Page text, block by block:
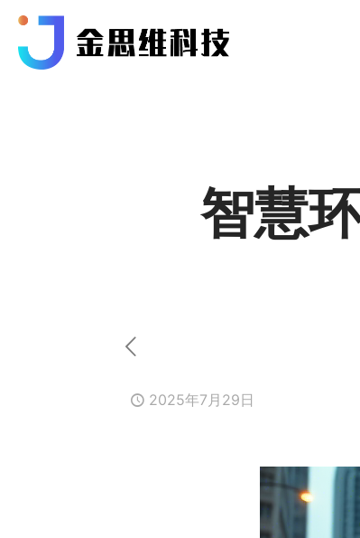
智慧
2025年7月29日